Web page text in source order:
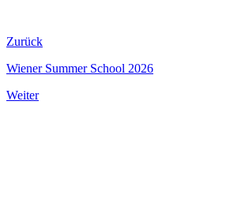
Zurück
Wiener Summer School 2026
Weiter